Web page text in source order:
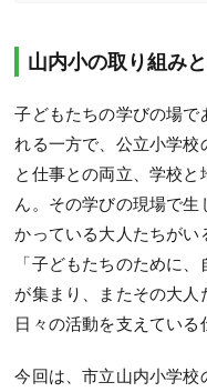
山内小の取り組み
子どもたちの学びの場
れる一方で、公立小学
と仕事との両立、学校
ん。その学びの現場で
かっている大人たちがい
「子どもたちのために
が集まり、またその大
日々の活動を支えている
今回は、市立山内小学校